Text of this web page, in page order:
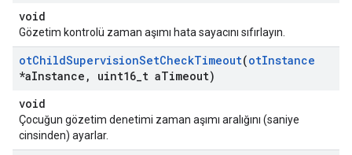
void
Gözetim kontrolü zaman aşımı hata sayacını sıfırlayın.
otChildSupervisionSetCheckTimeout(otInstance
*aInstance , uint16 t aTimeout)
void
Çocuğun gözetim denetimi zaman aşımı aralığını (saniye
cinsinden) ayarlar.